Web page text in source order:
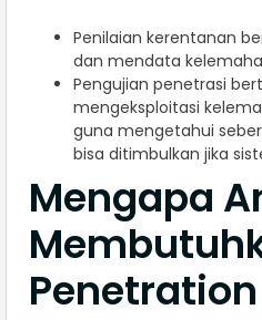
Penilaian kerentanan
dan mendata
Pengujian penetrasi
mengeksploitasi
guna mengetahui
bisa ditimbulkan jika
Mengapa